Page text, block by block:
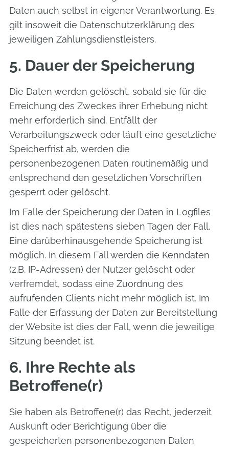
Daten auch selbst in eigener Verantwortung. Es
gilt insoweit die Datenschutzerklärung des
jeweiligen Zahlungsdienstleisters.
5. Dauer der Speicherung
Die Daten werden gelöscht, sobald sie für die
Erreichung des Zweckes ihrer Erhebung nicht
mehr erforderlich sind. Entfällt der
Verarbeitungszweck oder läuft eine gesetzliche
Speicherfrist ab, werden die
personenbezogenen Daten routinemäßig und
entsprechend den gesetzlichen Vorschriften
gesperrt oder gelöscht.
Im Falle der Speicherung der Daten in Logfiles
ist dies nach spätestens sieben Tagen der Fall.
Eine darüberhinausgehende Speicherung ist
möglich. In diesem Fall werden die Kenndaten
(z.B. IP-Adressen) der Nutzer gelöscht oder
verfremdet, sodass eine Zuordnung des
aufrufenden Clients nicht mehr möglich ist. Im
Falle der Erfassung der Daten zur Bereitstellung
der Website ist dies der Fall, wenn die jeweilige
Sitzung beendet ist.
6. Ihre Rechte als
Betroffene(r)
Sie haben als Betroffene(r) das Recht, jederzeit
Auskunft oder Berichtigung über die
gespeicherten personenbezogenen Daten